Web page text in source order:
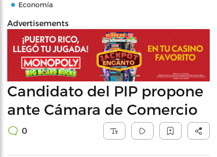
Economía
Advertisements
Candidato del PIP propone
ante Cámara de Comercio
0